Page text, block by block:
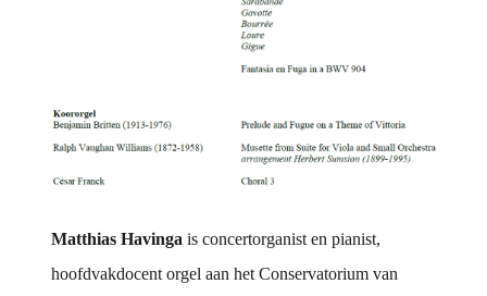
Matthias Havinga is concertorganist en pianist,
hoofdvakdocent orgel aan het Conservatorium van